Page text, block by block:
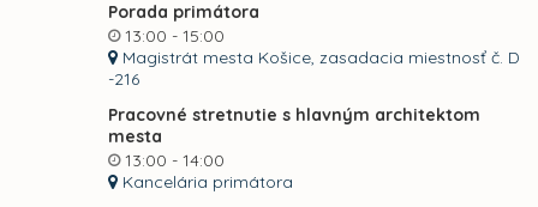
Porada primátora
13:00 - 15:00
Magistrát mesta Košice, zasadacia miestnosť č. D
-216
Pracovné stretnutie s hlavným architektom
mesta
13:00 - 14:00
Kancelária primátora